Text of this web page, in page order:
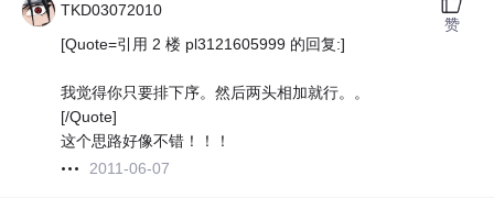
TKD03072010
[Quote=引用 2 楼 pl3121605999 的回复:]
我觉得你只要排下序。然后两头相加就行。。
[/Quote]
这个思路好像不错！！！
2011-06-07
赞